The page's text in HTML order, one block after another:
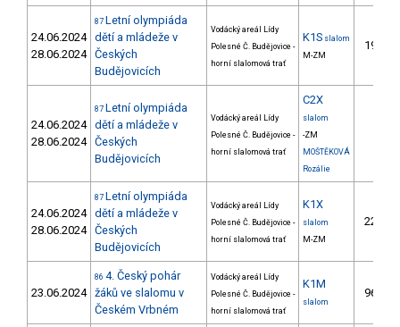
24.06.2024
28.06.2024
87 Letní olympiáda
dětí a mládeže v
Českých
Budějovicích
Vodácký areál Lídy
Polesné Č. Budějovice -
horní slalomová trať
K1S slalom
M-ZM
19.
24.06.2024
28.06.2024
87 Letní olympiáda
dětí a mládeže v
Českých
Budějovicích
Vodácký areál Lídy
Polesné Č. Budějovice -
horní slalomová trať
C2X
slalom
-ZM
MOŠTĚKOVÁ
Rozálie
24.06.2024
28.06.2024
87 Letní olympiáda
dětí a mládeže v
Českých
Budějovicích
Vodácký areál Lídy
Polesné Č. Budějovice -
horní slalomová trať
K1X
slalom
M-ZM
22.
23.06.2024
86 4. Český pohár
žáků ve slalomu v
Českém Vrbném
Vodácký areál Lídy
Polesné Č. Budějovice -
horní slalomová trať
K1M
slalom
96.